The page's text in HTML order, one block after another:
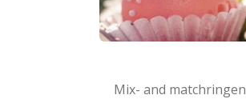
Mix- and matchringen